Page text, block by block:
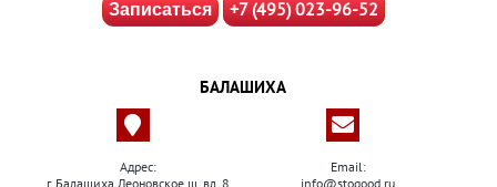
Записаться +7 (495) 023-96-52
БАЛАШИХА
Адрес:
г. Балашиха Леоновское ш. вл. 8
Email:
info@stogood.ru